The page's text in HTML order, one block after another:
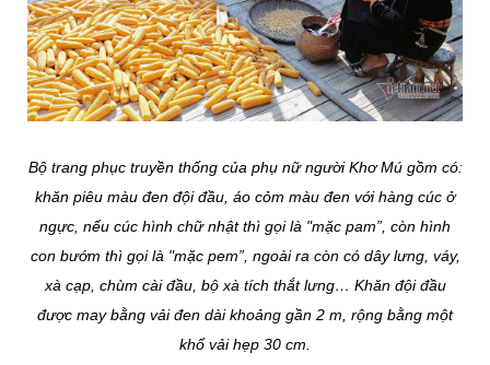
Bộ trang phục truyền thống của phụ nữ người Khơ Mú gồm có:
khăn piêu màu đen đội đầu, áo cỏm màu đen với hàng cúc ở
ngực, nếu cúc hình chữ nhật thì gọi là "mặc pam”, còn hình
con bướm thì gọi là "mặc pem”, ngoài ra còn có dây lưng, váy,
xà cạp, chùm cài đầu, bộ xà tích thắt lưng… Khăn đội đầu
được may bằng vải đen dài khoảng gần 2 m, rộng bằng một
khổ vải hẹp 30 cm.